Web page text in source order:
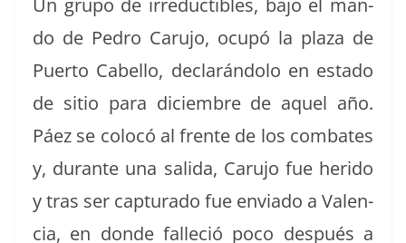
do de Pedro Caru­jo, ocupó la plaza de
Puer­to Cabel­lo, declar­án­do­lo en esta­do
de sitio para diciem­bre de aquel año.
Páez se colocó al frente de los com­bat­es
y, durante una sal­i­da, Caru­jo fue heri­do
y tras ser cap­tura­do fue envi­a­do a Valen­
cia, en donde fal­l­e­ció poco después a